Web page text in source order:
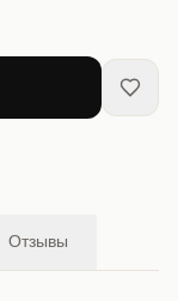
Отзывы